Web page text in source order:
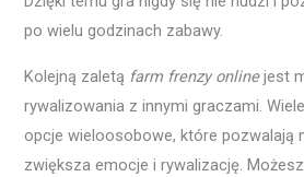
po wielu godzinach zabawy.
Kolejną zaletą farm frenzy onlinejest
rywalizowania z innymi graczami.
opcje wieloosobowe, które pozwalają
zwiększa emocje i rywalizację.